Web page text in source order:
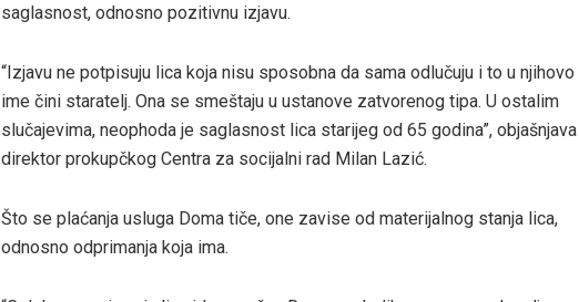
saglasnost, odnosno pozitivnu izjavu.
“Izjavu ne potpisuju lica koja nisu sposobna da sama odlučuju i to u njihovo
ime čini staratelj. Ona se smeštaju u ustanove zatvorenog tipa. U ostalim
slučajevima, neophoda je saglasnost lica starijeg od 65 godina”, objašnjava
direktor prokupčkog Centra za socijalni rad Milan Lazić.
Što se plaćanja usluga Doma tiče, one zavise od materijalnog stanja lica,
odnosno odprimanja koja ima.